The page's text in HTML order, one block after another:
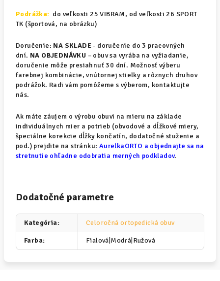
Podrážka: do veľkosti 25 VIBRAM, od veľkosti 26 SPORT
TK (športová, na obrázku)
Doručenie: NA SKLADE- doručenie do 3 pracovných
dní. NA OBJEDNÁVKU – obuv sa vyrába na vyžiadanie,
doručenie môže presiahnuť 30 dní. Možnosť výberu
farebnej kombinácie, vnútornej stielky a rôznych druhov
podrážok. Radi vám pomôžeme s výberom, kontaktujte
nás.
Ak máte záujem o výrobu obuvi na mieru na základe
individuálnych mier a potrieb (obvodové a dĺžkové miery,
špeciálne korekcie dĺžky končatín, dodatočné stuženie a
pod.) prejdite na stránku: AurelkaORTO a objednajte sa na
stretnutie ohľadne odobratia merných podkladov.
Dodatočné parametre
Kategória: Celoročná ortopedická obuv
Farba: Fialová|Modrá|Ružová